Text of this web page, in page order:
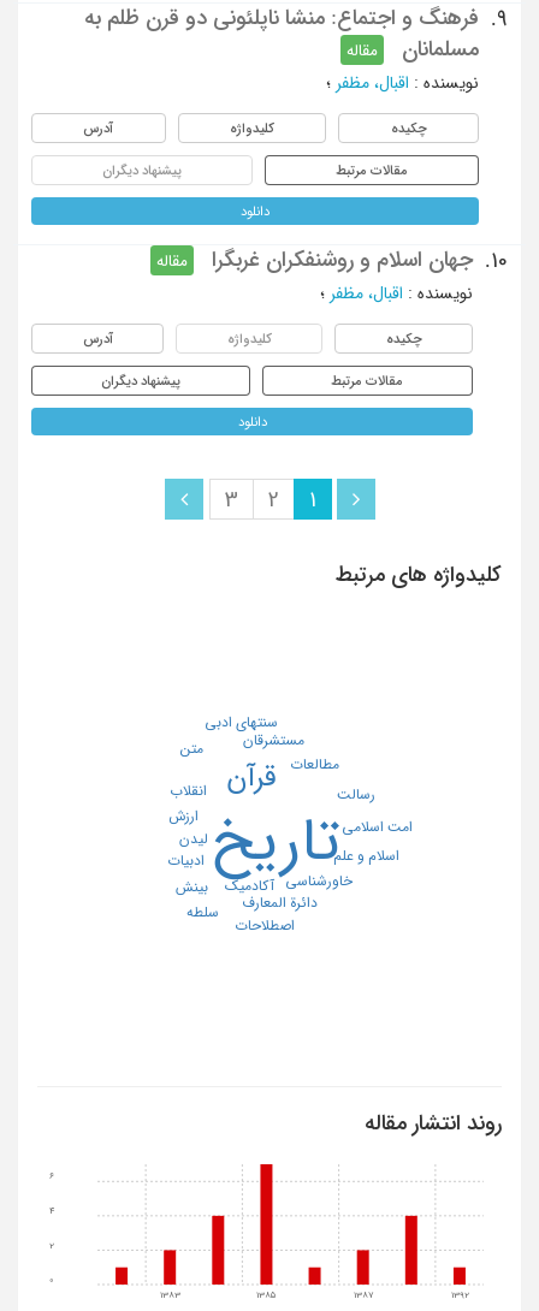
9.
فرهنگ و اجتماع: منشا ناپلئونی دو قرن ظلم به
مسلمانان
مقاله
نویسنده : اقبال، مظفر ؛
چکیده کلیدواژه آدرس
مقالات مرتبط پیشنهاد دیگران
دانلود
10. جهان اسلام و روشنفکران غربگرا
مقاله
نویسنده : اقبال، مظفر ؛
چکیده کلیدواژه آدرس
مقالات مرتبط پیشنهاد دیگران
دانلود
1
2
3
کلیدواژه های مرتبط
تاریخ
قرآن
آکادمیک
خاورشناسی
دائرة المعارف
لیدن
مستشرقان
مطالعات
ادبیات
ارزش
اسلام و علم
اصطلاحات
امت اسلامی
انقلاب
بینش
رسالت
سلطه
سنتهای ادبی
متن
روند انتشار مقاله
1383 1385 1387 1392
0
2
4
6